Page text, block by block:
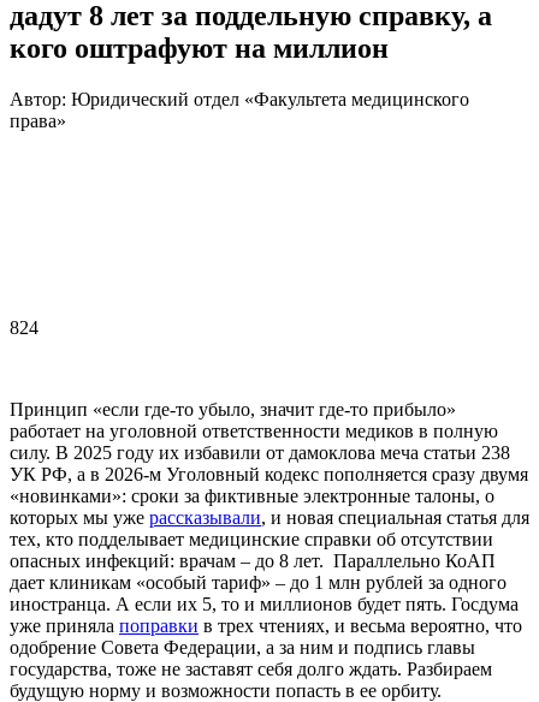
дадут 8 лет за поддельную справку, а
кого оштрафуют на миллион
Автор: Юридический отдел «Факультета медицинского
права»
824
Принцип «если где-то убыло, значит где-то прибыло»
работает на уголовной ответственности медиков в полную
силу. В 2025 году их избавили от дамоклова меча статьи 238
УК РФ, а в 2026-м Уголовный кодекс пополняется сразу двумя
«новинками»: сроки за фиктивные электронные талоны, о
которых мы уже рассказывали, и новая специальная статья для
тех, кто подделывает медицинские справки об отсутствии
опасных инфекций: врачам – до 8 лет. Параллельно КоАП
дает клиникам «особый тариф» – до 1 млн рублей за одного
иностранца. А если их 5, то и миллионов будет пять. Госдума
уже приняла поправки в трех чтениях, и весьма вероятно, что
одобрение Совета Федерации, а за ним и подпись главы
государства, тоже не заставят себя долго ждать. Разбираем
будущую норму и возможности попасть в ее орбиту.